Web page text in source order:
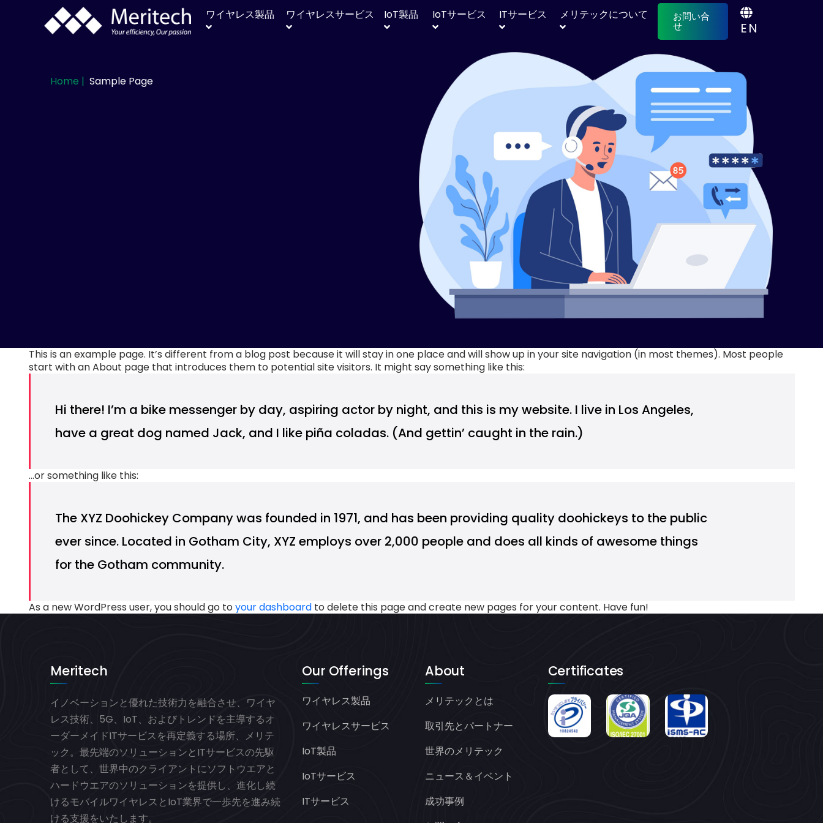
ワイヤレス製品 ワイヤレスサービス IoT製品 IoTサービス ITサービス メリテックについて お問い合
せ EN
Home | Sample Page
This is an example page. It’s different from a blog post because it will stay in one place and will show up in your site navigation (in most themes). Most people
start with an About page that introduces them to potential site visitors. It might say something like this:
Hi there! I’m a bike messenger by day, aspiring actor by night, and this is my website. I live in Los Angeles,
have a great dog named Jack, and I like piña coladas. (And gettin’ caught in the rain.)
…or something like this:
The XYZ Doohickey Company was founded in 1971, and has been providing quality doohickeys to the public
ever since. Located in Gotham City, XYZ employs over 2,000 people and does all kinds of awesome things
for the Gotham community.
As a new WordPress user, you should go toyour dashboardto delete this page and create new pages for your content. Have fun!
Meritech
イノベーションと優れた技術力を融合させ、ワイヤ
レス技術、5G、IoT、およびトレンドを主導するオ
ーダーメイドITサービスを再定義する場所、メリテ
ック。最先端のソリューションとITサービスの先駆
者として、世界中のクライアントにソフトウエアと
ハードウエアのソリューションを提供し、進化し続
けるモバイルワイヤレスとIoT業界で一歩先を進み続
ける支援をいたします。
Our Offerings
ワイヤレス製品
ワイヤレスサービス
IoT製品
IoTサービス
ITサービス
About
メリテックとは
取引先とパートナー
世界のメリテック
ニュース＆イベント
成功事例
Certificates